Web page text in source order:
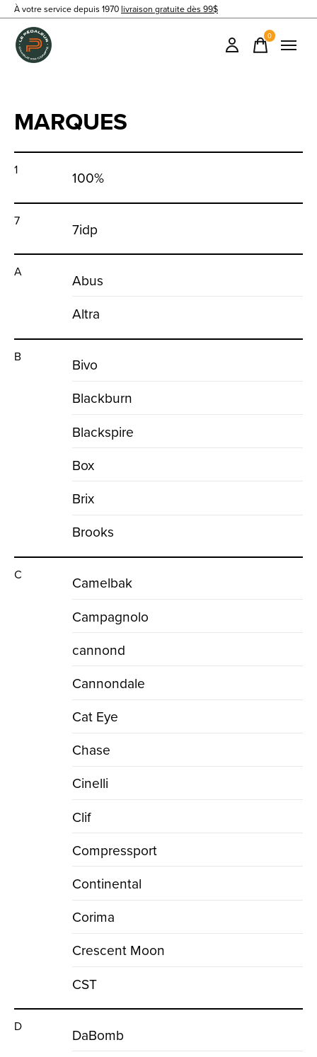
À votre service depuis 1970 livraison gratuite dès 99$
0items
MARQUES
1 100%
7 7idp
A
Abus
Altra
B
Bivo
Blackburn
Blackspire
Box
Brix
Brooks
C
Camelbak
Campagnolo
cannond
Cannondale
Cat Eye
Chase
Cinelli
Clif
Compressport
Continental
Corima
Crescent Moon
CST
D
DaBomb